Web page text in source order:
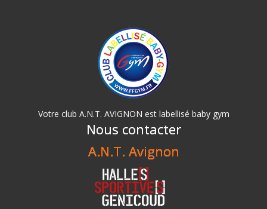
Votre club A.N.T. AVIGNON est labellisé baby gym
Nous contacter
A.N.T. Avignon